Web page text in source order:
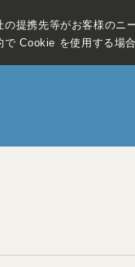
の提携先等がお客様のニ
で Cookie を使用する場合